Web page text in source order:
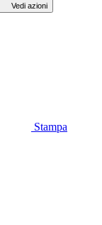
Vedi azioni
Stampa